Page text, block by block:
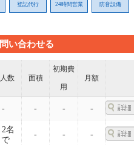
登記代行 24時間営業 防音設備
い合わせる
人数 面積
初期費
用
月額
- - - -
2名
で
- - -